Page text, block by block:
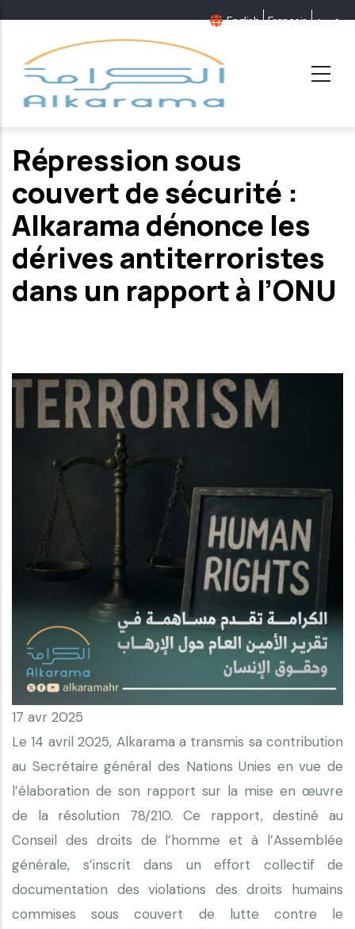
contenu
principal
English Français عربية
Répression sous
couvert de sécurité :
Alkarama dénonce les
dérives antiterroristes
dans un rapport à l’ONU
17 avr 2025
Le 14 avril 2025, Alkarama a transmis sa contribution
au Secrétaire général des Nations Unies en vue de
l’élaboration de son rapport sur la mise en œuvre
de la résolution 78/210. Ce rapport, destiné au
Conseil des droits de l’homme et à l’Assemblée
générale, s’inscrit dans un effort collectif de
documentation des violations des droits humains
commises sous couvert de lutte contre le